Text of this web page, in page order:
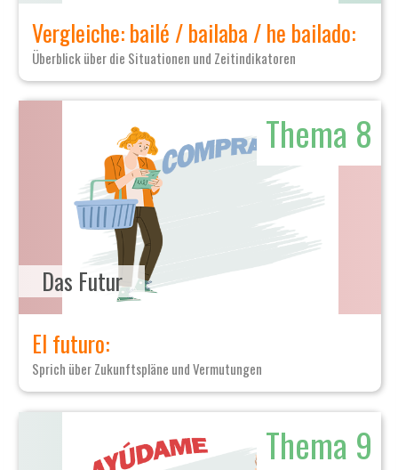
Vergleiche: bailé / bailaba / he bailado:
Überblick über die Situationen und Zeitindikatoren
Thema 8
Das Futur
El futuro:
Sprich über Zukunftspläne und Vermutungen
Thema 9